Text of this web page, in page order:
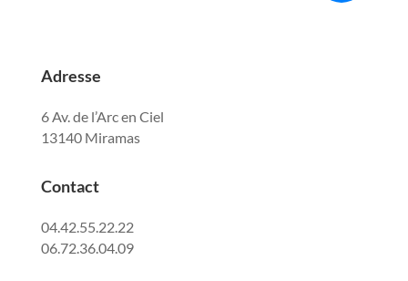
Adresse
6 Av. de l’Arc en Ciel
13140 Miramas
Contact
04.42.55.22.22
06.72.36.04.09